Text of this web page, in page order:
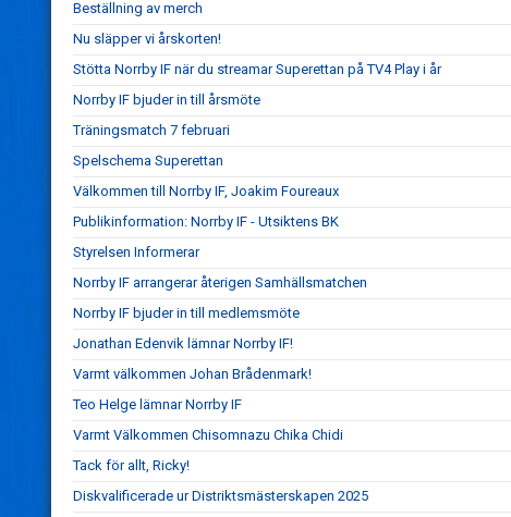
Beställning av merch
Nu släpper vi årskorten!
Stötta Norrby IF när du streamar Superettan på TV4 Play i år
Norrby IF bjuder in till årsmöte
Träningsmatch 7 februari
Spelschema Superettan
Välkommen till Norrby IF, Joakim Foureaux
Publikinformation: Norrby IF - Utsiktens BK
Styrelsen Informerar
Norrby IF arrangerar återigen Samhällsmatchen
Norrby IF bjuder in till medlemsmöte
Jonathan Edenvik lämnar Norrby IF!
Varmt välkommen Johan Brådenmark!
Teo Helge lämnar Norrby IF
Varmt Välkommen Chisomnazu Chika Chidi
Tack för allt, Ricky!
Diskvalificerade ur Distriktsmästerskapen 2025